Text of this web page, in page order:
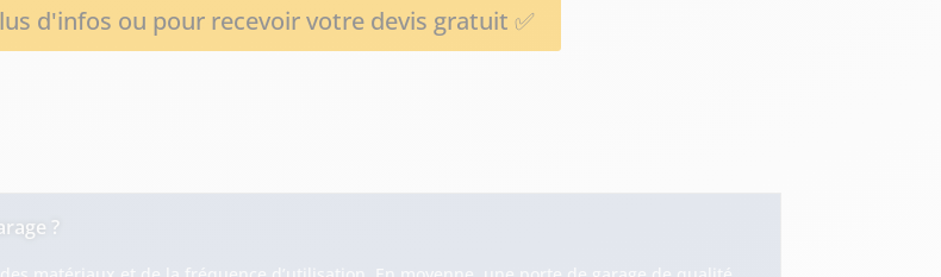
d'infos ou pour recevoir votre devis gratuit ✅
?